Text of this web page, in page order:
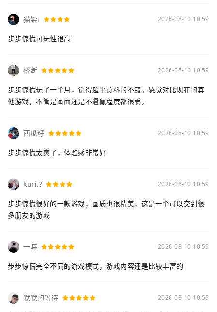
猫柒i 2026-08-10 10:59
步步惊慌可玩性很高
桥断 2026-08-10 10:59
步步惊慌玩了一个月，觉得超乎意料的不错。感觉对比现在的其
他游戏，不管是画面还是不逼氪程度都很爱。
西瓜籽 2026-08-10 10:59
步步惊慌太爽了，体验感非常好
kuri.? 2026-08-10 10:59
步步惊慌很好的一款游戏，画质也很精美，这是一个可以交到很
多朋友的游戏
一時 2026-08-10 10:59
步步惊慌完全不同的游戏模式，游戏内容还是比较丰富的
默默的等待 2026-08-10 10:59